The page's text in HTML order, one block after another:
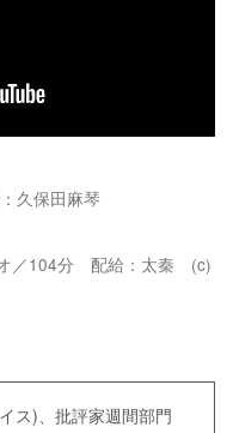
久保田麻琴
オ／104分 配給：太秦 (c)
ス)、批評家週間部門